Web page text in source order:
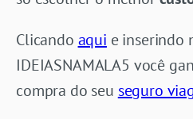
Clicando aqui e inserindo
IDEIASNAMALA5 você
compra do seu seguro